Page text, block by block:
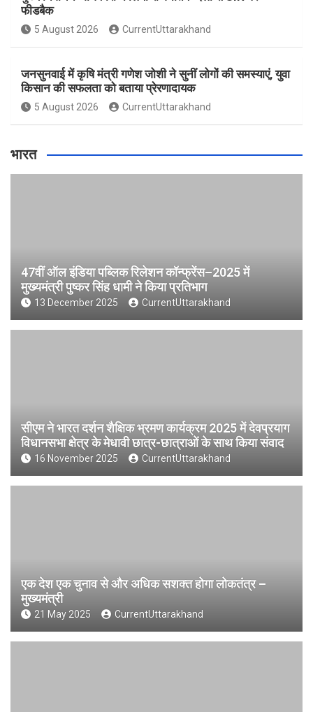
फीडबैक
5 August 2026 CurrentUttarakhand
जनसुनवाई में कृषि मंत्री गणेश जोशी ने सुनीं लोगों की समस्याएं, युवा
किसान की सफलता को बताया प्रेरणादायक
5 August 2026 CurrentUttarakhand
भारत
47वीं ऑल इंडिया पब्लिक रिलेशन कॉन्फ्रेंस–2025 में
मुख्यमंत्री पुष्कर सिंह धामी ने किया प्रतिभाग
13 December 2025 CurrentUttarakhand
सीएम ने भारत दर्शन शैक्षिक भ्रमण कार्यक्रम 2025 में देवप्रयाग
विधानसभा क्षेत्र के मेधावी छात्र-छात्राओं के साथ किया संवाद
16 November 2025 CurrentUttarakhand
एक देश एक चुनाव से और अधिक सशक्त होगा लोकतंत्र –
मुख्यमंत्री
21 May 2025 CurrentUttarakhand